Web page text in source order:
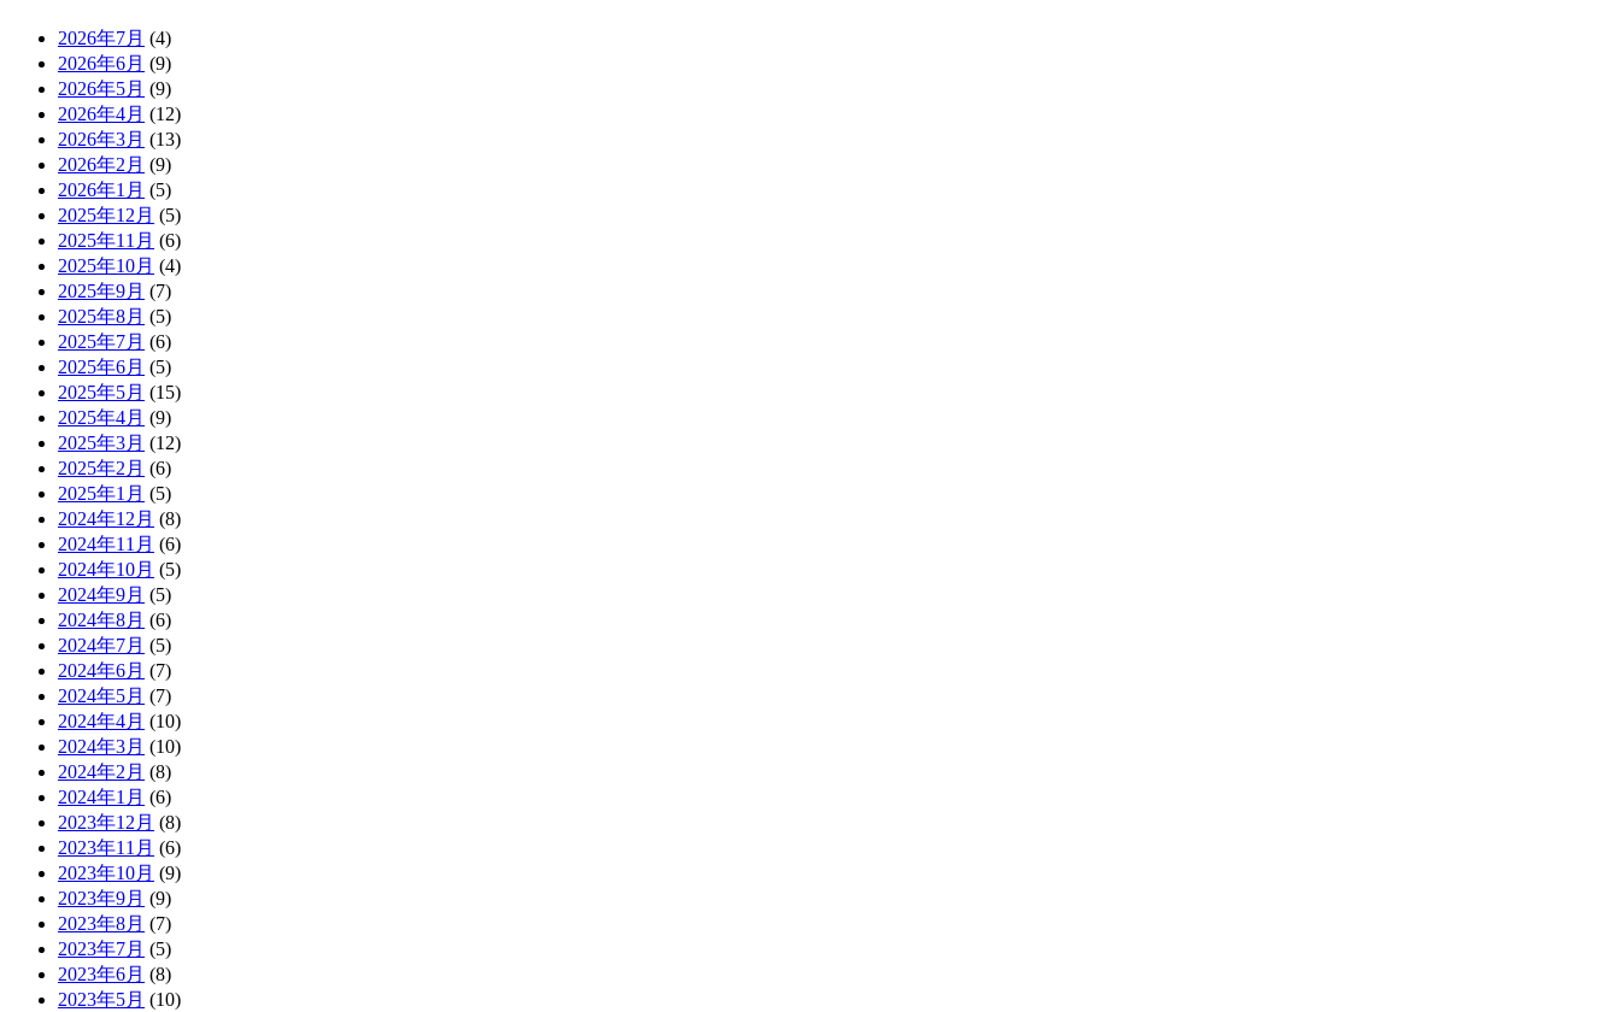
2026年7月 (4)
2026年6月 (9)
2026年5月 (9)
2026年4月 (12)
2026年3月 (13)
2026年2月 (9)
2026年1月 (5)
2025年12月 (5)
2025年11月 (6)
2025年10月 (4)
2025年9月 (7)
2025年8月 (5)
2025年7月 (6)
2025年6月 (5)
2025年5月 (15)
2025年4月 (9)
2025年3月 (12)
2025年2月 (6)
2025年1月 (5)
2024年12月 (8)
2024年11月 (6)
2024年10月 (5)
2024年9月 (5)
2024年8月 (6)
2024年7月 (5)
2024年6月 (7)
2024年5月 (7)
2024年4月 (10)
2024年3月 (10)
2024年2月 (8)
2024年1月 (6)
2023年12月 (8)
2023年11月 (6)
2023年10月 (9)
2023年9月 (9)
2023年8月 (7)
2023年7月 (5)
2023年6月 (8)
2023年5月 (10)